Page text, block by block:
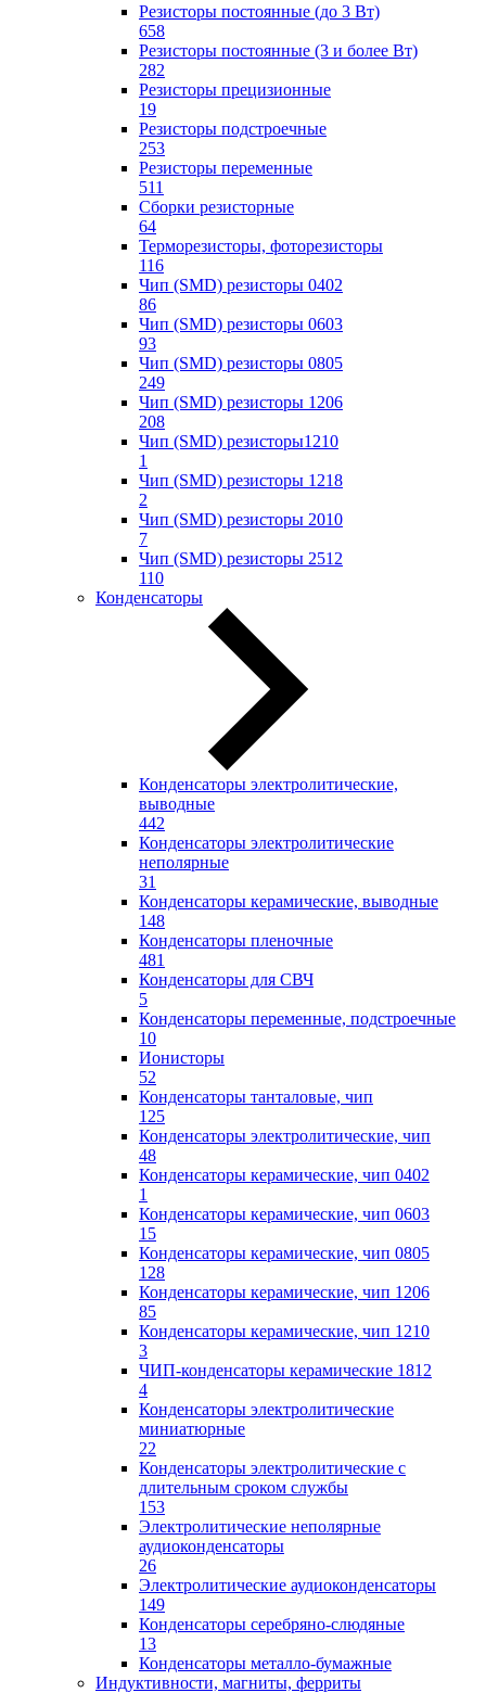
Резисторы постоянные (до 3 Вт)
658
Резисторы постоянные (3 и более Вт)
282
Резисторы прецизионные
19
Резисторы подстроечные
253
Резисторы переменные
511
Сборки резисторные
64
Терморезисторы, фоторезисторы
116
Чип (SMD) резисторы 0402
86
Чип (SMD) резисторы 0603
93
Чип (SMD) резисторы 0805
249
Чип (SMD) резисторы 1206
208
Чип (SMD) резисторы1210
1
Чип (SMD) резисторы 1218
2
Чип (SMD) резисторы 2010
7
Чип (SMD) резисторы 2512
110
Конденсаторы
Конденсаторы электролитические,
выводные
442
Конденсаторы электролитические
неполярные
31
Конденсаторы керамические, выводные
148
Конденсаторы пленочные
481
Конденсаторы для СВЧ
5
Конденсаторы переменные, подстроечные
10
Ионисторы
52
Конденсаторы танталовые, чип
125
Конденсаторы электролитические, чип
48
Конденсаторы керамические, чип 0402
1
Конденсаторы керамические, чип 0603
15
Конденсаторы керамические, чип 0805
128
Конденсаторы керамические, чип 1206
85
Конденсаторы керамические, чип 1210
3
ЧИП-конденсаторы керамические 1812
4
Конденсаторы электролитические
миниатюрные
22
Конденсаторы электролитические с
длительным сроком службы
153
Электролитические неполярные
аудиоконденсаторы
26
Электролитические аудиоконденсаторы
149
Конденсаторы серебряно-слюдяные
13
Конденсаторы металло-бумажные
Индуктивности, магниты, ферриты